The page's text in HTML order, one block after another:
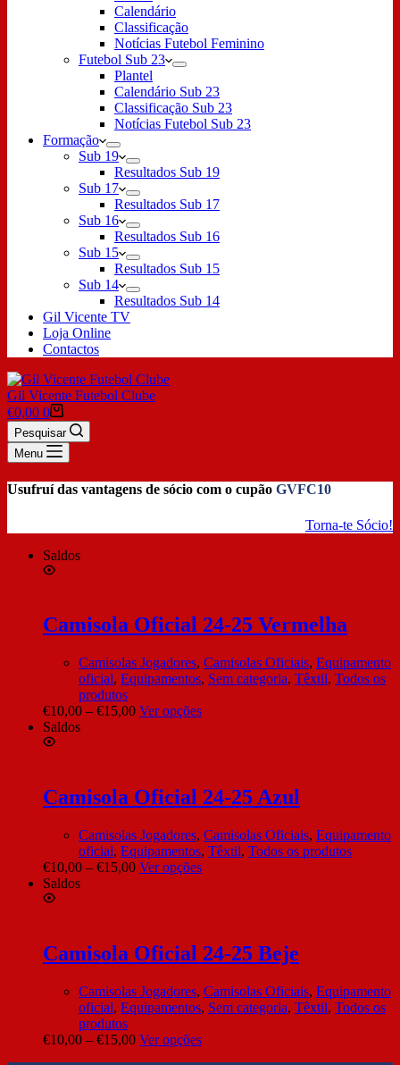
Calendário
Classificação
Notícias Futebol Feminino
Futebol Sub 23
Plantel
Calendário Sub 23
Classificação Sub 23
Notícias Futebol Sub 23
Formação
Sub 19
Resultados Sub 19
Sub 17
Resultados Sub 17
Sub 16
Resultados Sub 16
Sub 15
Resultados Sub 15
Sub 14
Resultados Sub 14
Gil Vicente TV
Loja Online
Contactos
Gil Vicente Futebol Clube
€0,00 0
Pesquisar
Menu
Usufruí das vantagens de sócio com o cupão GVFC10
Torna-te Sócio!
Saldos
Camisola Oficial 24-25 Vermelha
Camisolas Jogadores, Camisolas Oficiais, Equipamento
oficial, Equipamentos, Sem categoria, Têxtil, Todos os
produtos
€10,00 – €15,00 Ver opções
Saldos
Camisola Oficial 24-25 Azul
Camisolas Jogadores, Camisolas Oficiais, Equipamento
oficial, Equipamentos, Têxtil, Todos os produtos
€10,00 – €15,00 Ver opções
Saldos
Camisola Oficial 24-25 Beje
Camisolas Jogadores, Camisolas Oficiais, Equipamento
oficial, Equipamentos, Sem categoria, Têxtil, Todos os
produtos
€10,00 – €15,00 Ver opções